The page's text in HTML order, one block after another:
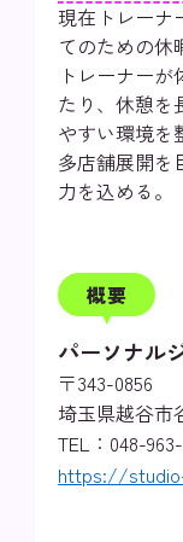
現在トレーナ
てのための休
トレーナー
たり、休憩を
やすい環境を
多店舗展開を
力を込める。
概要
パーソナル
〒343-0856
埼玉県越谷市
TEL：048-
https://